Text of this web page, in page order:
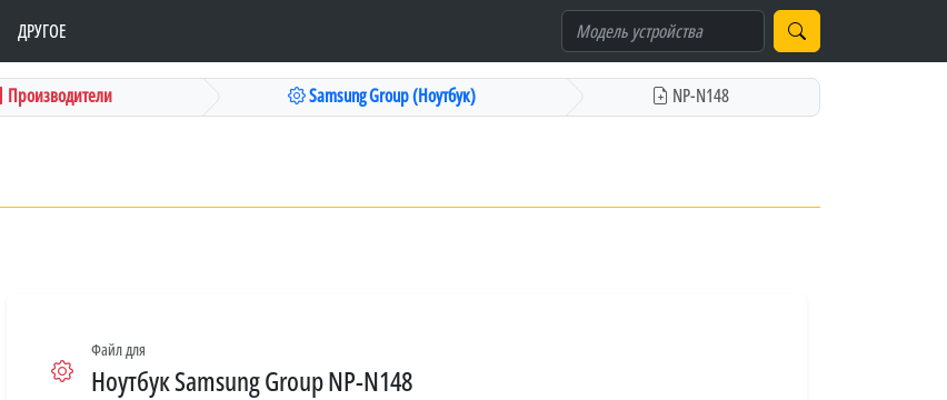
ДРУГОЕ
Производители Samsung Group (Ноутбук) NP-N148
Файл для
Ноутбук Samsung Group NP-N148